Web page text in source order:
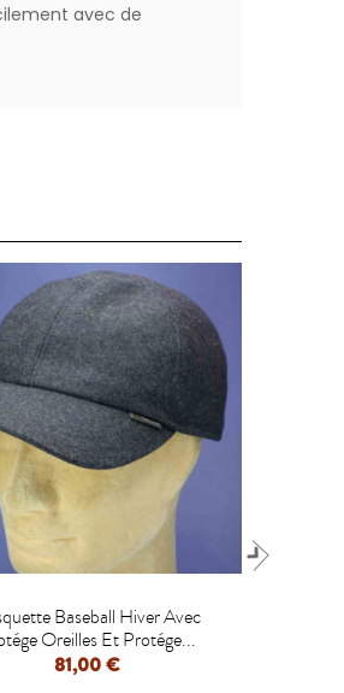
avec de
Baseball Hiver Avec
Oreilles Et Protége...
81,00 €